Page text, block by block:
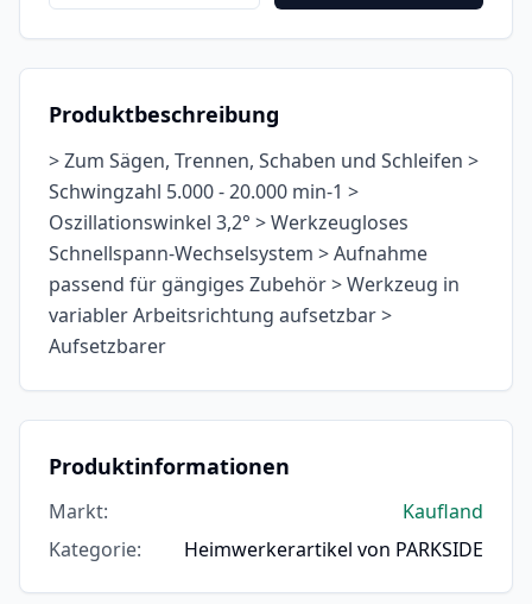
Produktbeschreibung
> Zum Sägen, Trennen, Schaben und Schleifen >
Schwingzahl 5.000 - 20.000 min-1 >
Oszillationswinkel 3,2° > Werkzeugloses
Schnellspann-Wechselsystem > Aufnahme
passend für gängiges Zubehör > Werkzeug in
variabler Arbeitsrichtung aufsetzbar >
Aufsetzbarer
Produktinformationen
Markt:
Kaufland
Kategorie: Heimwerkerartikel von PARKSIDE